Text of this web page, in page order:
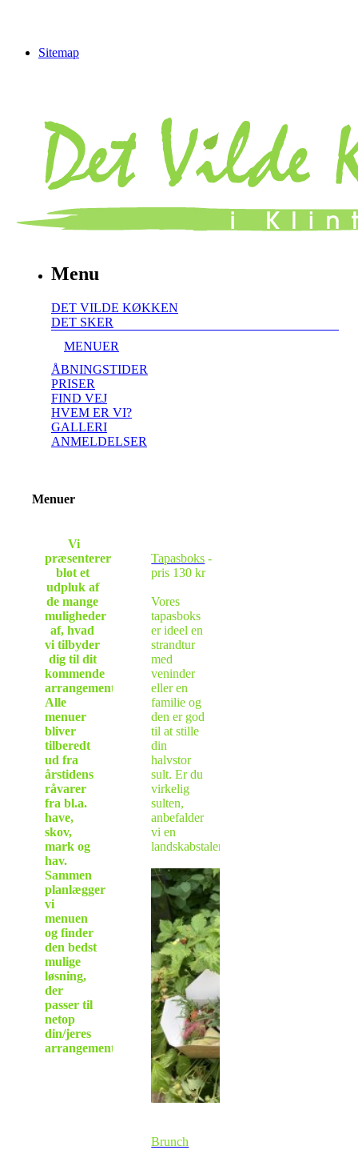
Sitemap
Menu
DET VILDE KØKKEN
DET SKER
MENUER
ÅBNINGSTIDER
PRISER
FIND VEJ
HVEM ER VI?
GALLERI
ANMELDELSER
Menuer
Vi
præsenterer
blot et
udpluk af
de mange
muligheder
af, hvad
vi tilbyder
dig til dit
kommende
arrangement.
Alle
menuer
bliver
tilberedt
ud fra
årstidens
råvarer
fra bl.a.
have,
skov,
mark og
hav.
Sammen
planlægger
vi
menuen
og finder
den bedst
mulige
løsning,
der
passer til
netop
din/jeres
arrangement!
Tapasboks -
pris 130 kr
Vores
tapasboks
er ideel en
strandtur
med
veninder
eller en
familie og
den er god
til at stille
din
halvstor
sult. Er du
virkelig
sulten,
anbefalder
vi en
landskabstalerken.
Brunch